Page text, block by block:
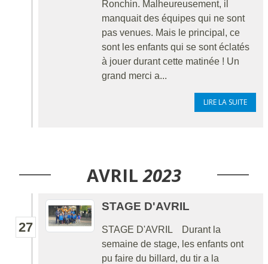
Ronchin. Malheureusement, il
manquait des équipes qui ne sont
pas venues. Mais le principal, ce
sont les enfants qui se sont éclatés
à jouer durant cette matinée ! Un
grand merci a...
LIRE LA SUITE
AVRIL 2023
27
STAGE D'AVRIL
STAGE D'AVRIL Durant la
semaine de stage, les enfants ont
pu faire du billard, du tir a la